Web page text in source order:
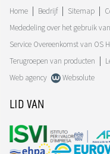
Home
Bedrijf Sitemap
Mededeling over het gebruik
Service Overeenkomst van OS
Terugroepen van producten
Web agency
Websolute
LID VAN